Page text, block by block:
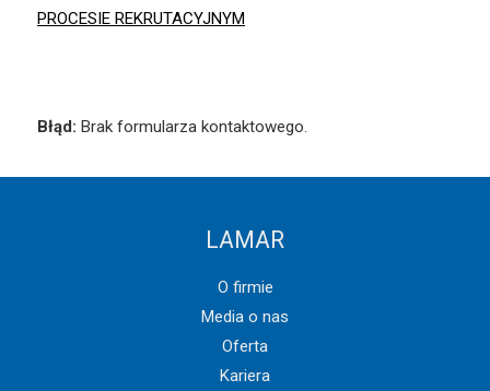
PROCESIE REKRUTACYJNYM
Błąd: Brak formularza kontaktowego.
LAMAR
O firmie
Media o nas
Oferta
Kariera